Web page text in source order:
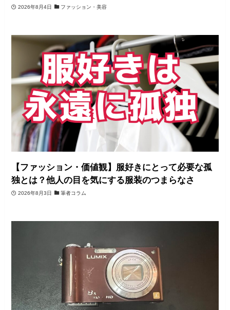
2026年8月4日 ファッション・美容
【ファッション・価値観】服好きにとって必要な孤
独とは？他人の目を気にする服装のつまらなさ
2026年8月3日 筆者コラム